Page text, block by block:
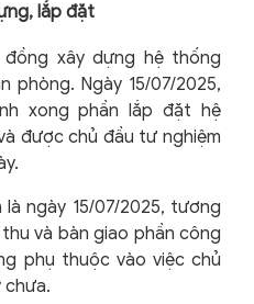
lắp đặt
xây dựng hệ thống
phòng. Ngày 15/07/2025,
xong phần lắp đặt hệ
được chủ đầu tư nghiệm
ngày 15/07/2025, tương
và bàn giao phần công
phụ thuộc vào việc chủ